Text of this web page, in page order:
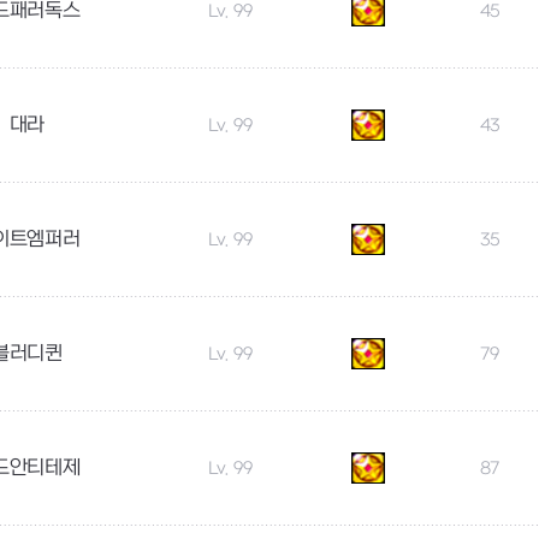
패러독스 Lv. 99 45
대라 Lv. 99 43
트엠퍼러 Lv. 99 35
러디퀸 Lv. 99 79
안티테제 Lv. 99 87